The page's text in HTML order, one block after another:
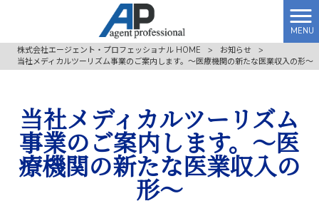
MENU
株式会社エージェント・プロフェッショナル HOME
> お知らせ
>
当社メディカルツーリズム事業のご案内します。～医療機関の新たな医業収入の形～
当社メディカルツーリズム
事業のご案内します。～医
療機関の新たな医業収入の
形～